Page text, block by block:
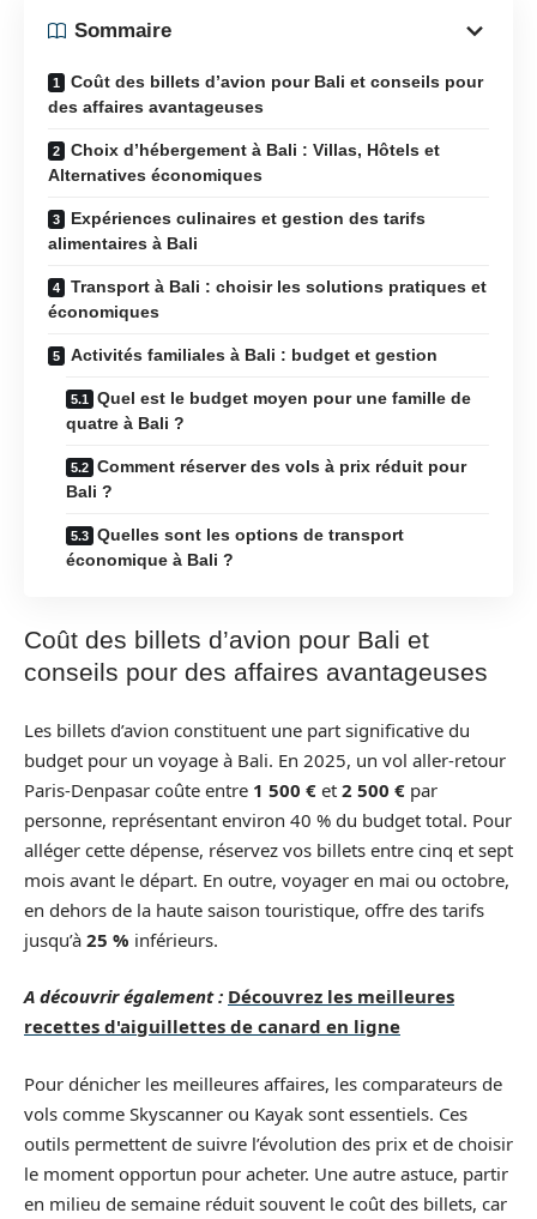
Sommaire
Coût des billets d’avion pour Bali et conseils pour
des affaires avantageuses
Choix d’hébergement à Bali : Villas, Hôtels et
Alternatives économiques
Expériences culinaires et gestion des tarifs
alimentaires à Bali
Transport à Bali : choisir les solutions pratiques et
économiques
Activités familiales à Bali : budget et gestion
Quel est le budget moyen pour une famille de
quatre à Bali ?
Comment réserver des vols à prix réduit pour
Bali ?
Quelles sont les options de transport
économique à Bali ?
Coût des billets d’avion pour Bali et
conseils pour des affaires avantageuses
Les billets d’avion constituent une part significative du
budget pour un voyage à Bali. En 2025, un vol aller-retour
Paris-Denpasar coûte entre 1 500 € et 2 500 € par
personne, représentant environ 40 % du budget total. Pour
alléger cette dépense, réservez vos billets entre cinq et sept
mois avant le départ. En outre, voyager en mai ou octobre,
en dehors de la haute saison touristique, offre des tarifs
jusqu’à 25 % inférieurs.
A découvrir également : Découvrez les meilleures
recettes d'aiguillettes de canard en ligne
Pour dénicher les meilleures affaires, les comparateurs de
vols comme Skyscanner ou Kayak sont essentiels. Ces
outils permettent de suivre l’évolution des prix et de choisir
le moment opportun pour acheter. Une autre astuce, partir
en milieu de semaine réduit souvent le coût des billets, car